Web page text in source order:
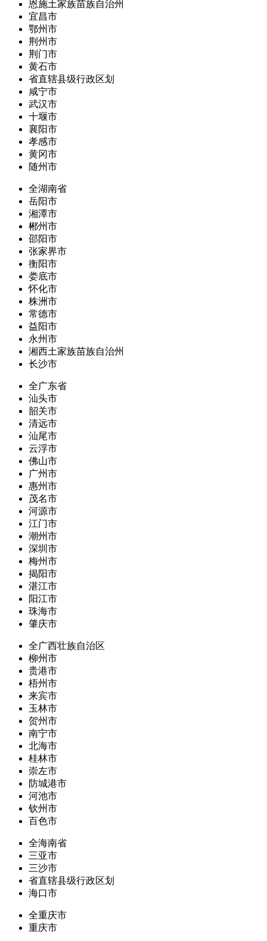
恩施土家族苗族自治州
宜昌市
鄂州市
荆州市
荆门市
黄石市
省直辖县级行政区划
咸宁市
武汉市
十堰市
襄阳市
孝感市
黄冈市
随州市
全湖南省
岳阳市
湘潭市
郴州市
邵阳市
张家界市
衡阳市
娄底市
怀化市
株洲市
常德市
益阳市
永州市
湘西土家族苗族自治州
长沙市
全广东省
汕头市
韶关市
清远市
汕尾市
云浮市
佛山市
广州市
惠州市
茂名市
河源市
江门市
潮州市
深圳市
梅州市
揭阳市
湛江市
阳江市
珠海市
肇庆市
全广西壮族自治区
柳州市
贵港市
梧州市
来宾市
玉林市
贺州市
南宁市
北海市
桂林市
崇左市
防城港市
河池市
钦州市
百色市
全海南省
三亚市
三沙市
省直辖县级行政区划
海口市
全重庆市
重庆市